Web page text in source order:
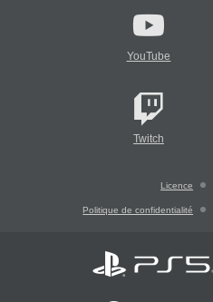
YouTube
Twitch
Licence
Politique de confidentialité